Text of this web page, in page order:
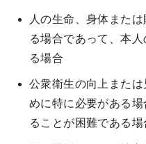
人の生命、身体また
る場合であって、本
る場合
公衆衛生の向上また
めに特に必要がある
ることが困難である場